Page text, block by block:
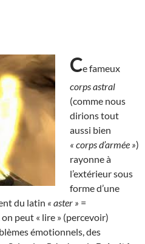
Ce fameux
corps astral
(comme nous
dirions tout
aussi bien
« corps d’armée »)
rayonne à
l’extérieur sous
forme d’une
du latin « aster » =
peut « lire » (percevoir)
émotionnels, des